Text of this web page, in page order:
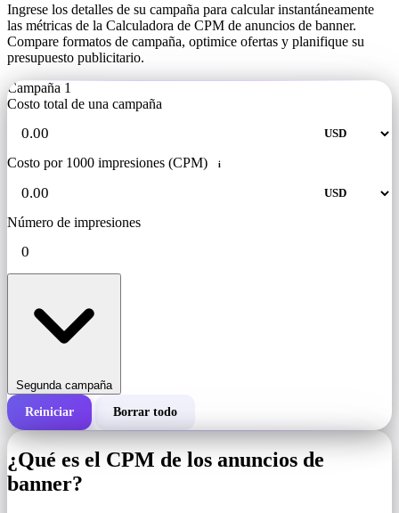
Ingrese los detalles de su campaña para calcular instantáneamente
las métricas de la Calculadora de CPM de anuncios de banner.
Compare formatos de campaña, optimice ofertas y planifique su
presupuesto publicitario.
Campaña 1
Costo total de una campaña
Costo por 1000 impresiones (CPM) i
Número de impresiones
Segunda campaña
Costo total de una campaña
Costo por 1000 impresiones (CPM)
Reiniciar Borrar todo
¿Qué es el CPM de los anuncios de
banner?